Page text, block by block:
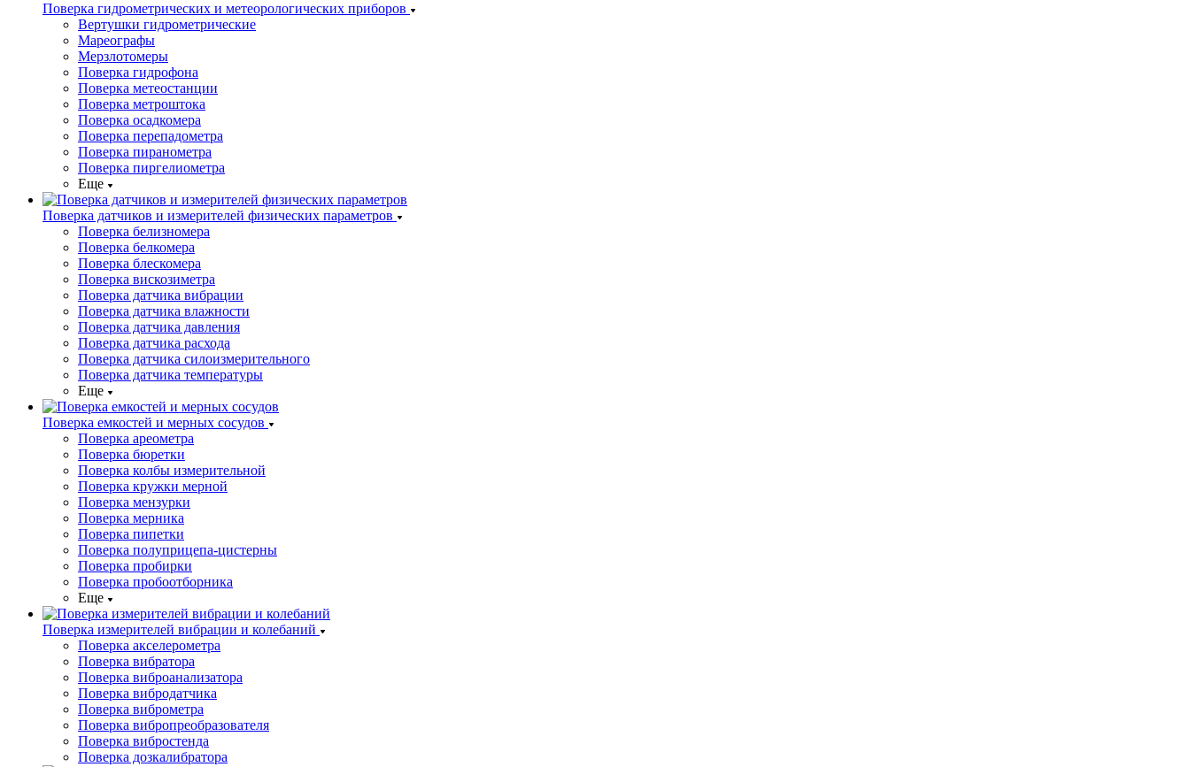
Поверка гидрометрических и метеорологических приборов
Вертушки гидрометрические
Мареографы
Мерзлотомеры
Поверка гидрофона
Поверка метеостанции
Поверка метроштока
Поверка осадкомера
Поверка перепадометра
Поверка пиранометра
Поверка пиргелиометра
Еще
Поверка датчиков и измерителей физических параметров
Поверка белизномера
Поверка белкомера
Поверка блескомера
Поверка вискозиметра
Поверка датчика вибрации
Поверка датчика влажности
Поверка датчика давления
Поверка датчика расхода
Поверка датчика силоизмерительного
Поверка датчика температуры
Еще
Поверка емкостей и мерных сосудов
Поверка ареометра
Поверка бюретки
Поверка колбы измерительной
Поверка кружки мерной
Поверка мензурки
Поверка мерника
Поверка пипетки
Поверка полуприцепа-цистерны
Поверка пробирки
Поверка пробоотборника
Еще
Поверка измерителей вибрации и колебаний
Поверка акселерометра
Поверка вибратора
Поверка виброанализатора
Поверка вибродатчика
Поверка виброметра
Поверка вибропреобразователя
Поверка вибростенда
Поверка дозкалибратора